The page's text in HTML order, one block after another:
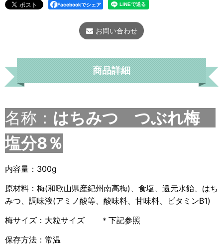
Facebookでシェア
お問い合わせ
商品詳細
名称： はちみつ つぶれ梅
塩分8％
内容量：300g
原材料：梅(和歌山県産紀州南高梅)、食塩、還元水飴、はち
みつ、調味液(アミノ酸等、酸味料、甘味料、ビタミンB1)
梅サイズ：大粒サイズ ＊下記参照
保存方法：常温